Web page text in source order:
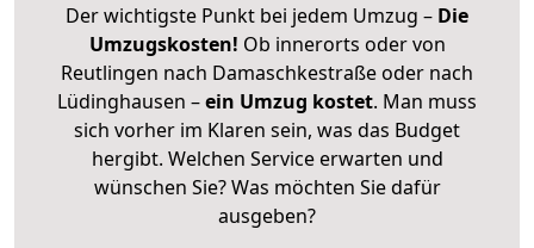
Der wichtigste Punkt bei jedem Umzug – Die
Umzugskosten! Ob innerorts oder von
Reutlingen nach Damaschkestraße oder nach
Lüdinghausen –ein Umzug kostet. Man muss
sich vorher im Klaren sein, was das Budget
hergibt. Welchen Service erwarten und
wünschen Sie? Was möchten Sie dafür
ausgeben?